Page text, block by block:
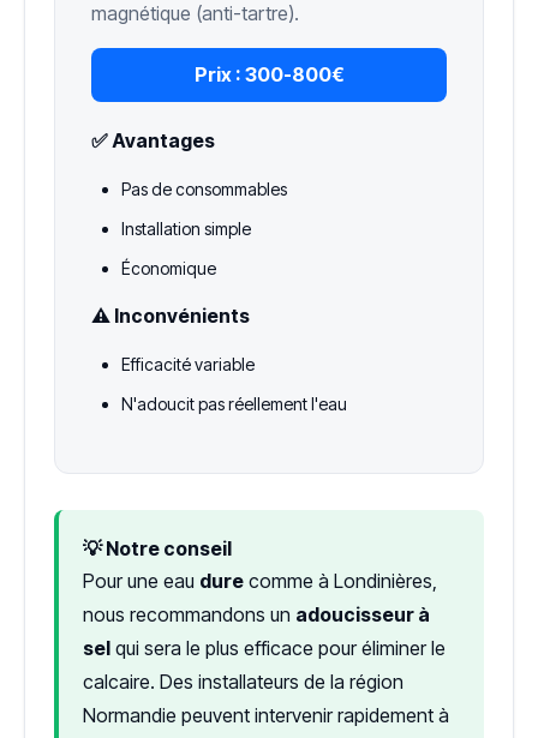
magnétique (anti-tartre).
Prix : 300-800€
✅ Avantages
Pas de consommables
Installation simple
Économique
⚠️ Inconvénients
Efficacité variable
N'adoucit pas réellement l'eau
💡 Notre conseil
Pour une eau dure comme à Londinières,
nous recommandons un adoucisseur à
sel qui sera le plus efficace pour éliminer le
calcaire. Des installateurs de la région
Normandie peuvent intervenir rapidement à